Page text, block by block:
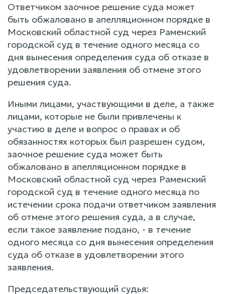
Ответчиком заочное решение суда может
быть обжаловано в апелляционном порядке в
Московский областной суд через Раменский
городской суд в течение одного месяца со
дня вынесения определения суда об отказе в
удовлетворении заявления об отмене этого
решения суда.
Иными лицами, участвующими в деле, а также
лицами, которые не были привлечены к
участию в деле и вопрос о правах и об
обязанностях которых был разрешен судом,
заочное решение суда может быть
обжаловано в апелляционном порядке в
Московский областной суд через Раменский
городской суд в течение одного месяца по
истечении срока подачи ответчиком заявления
об отмене этого решения суда, а в случае,
если такое заявление подано, - в течение
одного месяца со дня вынесения определения
суда об отказе в удовлетворении этого
заявления.
Председательствующий судья: